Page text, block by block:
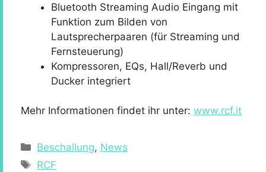
Bluetooth Streaming Audio Eingang mit
Funktion zum Bilden von
Lautsprecherpaaren (für Streaming und
Fernsteuerung)
Kompressoren, EQs, Hall/Reverb und
Ducker integriert
Mehr Informationen findet ihr unter: www.rcf.it
Kategorien
Beschallung, News
Schlagwörter
RCF